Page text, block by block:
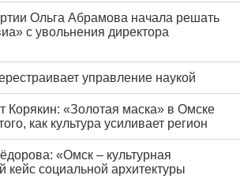
Ольга Абрамова начала решать
с увольнения директора
управление наукой
Корякин: «Золотая маска» в Омске
как культура усиливает регион
«Омск – культурная
кейс социальной архитектуры